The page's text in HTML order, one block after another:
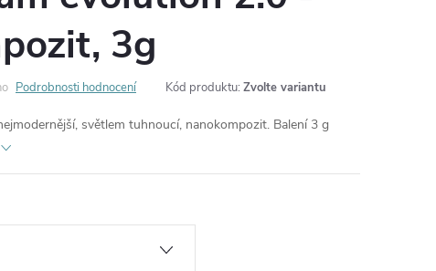
3g
Podrobnosti hodnocení Kód produktu: Zvolte variantu
světlem tuhnoucí, nanokompozit. Balení 3 g